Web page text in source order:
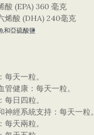
酸 (EPA) 360 毫克
烯酸 (DHA) 240毫克
和亞硫酸鹽
天一粒。
管健康：每天一粒。
日四粒。
神經系統支持：每天一粒。
天兩粒。